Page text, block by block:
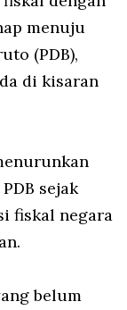
menuju
(PDB),
di kisaran
sejak
fiskal negara
belum